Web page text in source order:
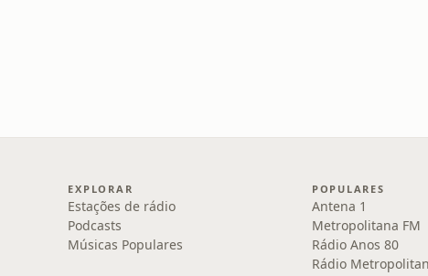
EXPLORAR
Estações de rádio
Podcasts
Músicas Populares
POPULARES
Antena 1
Metropolitana FM
Rádio Anos 80
Rádio